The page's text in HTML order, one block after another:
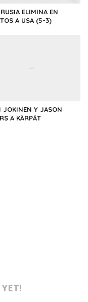
ELIMINA EN
A USA (5-3)
JOKINEN Y JASON
A KÄRPÄT